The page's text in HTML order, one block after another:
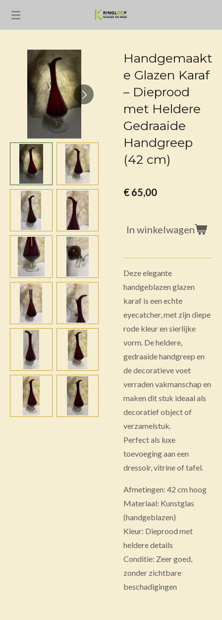
Ga
hoofdinhoud
Handgemaakt
e Glazen Karaf
– Dieprood
met Heldere
Gedraaide
Handgreep
(42 cm)
€ 65,00
In winkelwagen
Deze elegante
handgeblazen glazen
karaf is een echte
eyecatcher, met zijn diepe
rode kleur en sierlijke
vorm. De heldere,
gedraaide handgreep en
de decoratieve voet
verraden vakmanschap en
maken dit stuk ideaal als
decoratief object of
verzamelstuk.
Perfect als luxe
toevoeging aan een
dressoir, vitrine of tafel.
Afmetingen: 42 cm hoog
Materiaal: Kunstglas
(handgeblazen)
Kleur: Dieprood met
heldere details
Conditie: Zeer goed,
zonder zichtbare
beschadigingen